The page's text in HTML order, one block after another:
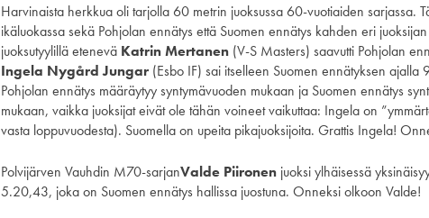
Harvinaista herkkua oli tarjolla 60 metrin juoksussa 60-vuotiaiden sarjassa.
ikäluokassa sekä Pohjolan ennätys että Suomen ennätys kahden eri
juoksutyylillä etenevä Katrin Mertanen (V-S Masters) saavutti Pohjolan
Ingela Nygård Jungar (Esbo IF) sai itselleen Suomen ennätyksen ajalla
Pohjolan ennätys määräytyy syntymävuoden mukaan ja Suomen ennätys
mukaan, vaikka juoksijat eivät ole tähän voineet vaikuttaa: Ingela on
vasta loppuvuodesta). Suomella on upeita pikajuoksijoita. Grattis Ingela!
Polvijärven Vauhdin M70-sarjanValde Piironen juoksi ylhäisessä
5.20,43, joka on Suomen ennätys hallissa juostuna. Onneksi olkoon Valde!